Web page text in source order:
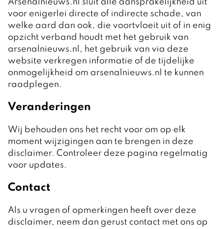
Arsenalnieuws.nl sluit alle aansprakelijkheid uit
voor enigerlei directe of indirecte schade, van
welke aard dan ook, die voortvloeit uit of in enig
opzicht verband houdt met het gebruik van
arsenalnieuws.nl, het gebruik van via deze
website verkregen informatie of de tijdelijke
onmogelijkheid om arsenalnieuws.nl te kunnen
raadplegen.
Veranderingen
Wij behouden ons het recht voor om op elk
moment wijzigingen aan te brengen in deze
disclaimer. Controleer deze pagina regelmatig
voor updates.
Contact
Als u vragen of opmerkingen heeft over deze
disclaimer, neem dan gerust contact met ons op